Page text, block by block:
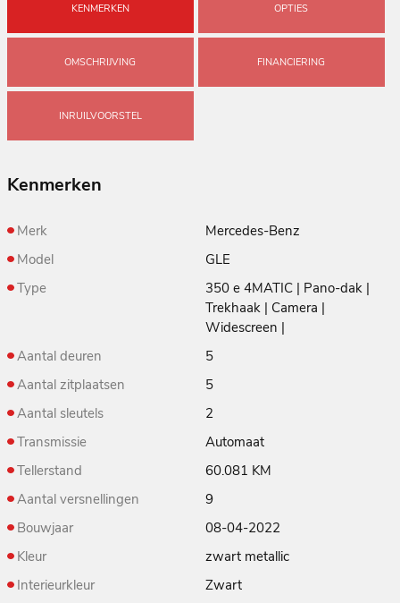
KENMERKEN OPTIES
OMSCHRIJVING FINANCIERING
INRUILVOORSTEL
Kenmerken
Merk
Mercedes-Benz
Model
GLE
Type
350 e 4MATIC | Pano-dak |
Trekhaak | Camera |
Widescreen |
Aantal deuren
5
Aantal zitplaatsen
5
Aantal sleutels
2
Transmissie
Automaat
Tellerstand
60.081 KM
Aantal versnellingen
9
Bouwjaar
08-04-2022
Kleur
zwart metallic
Interieurkleur
Zwart